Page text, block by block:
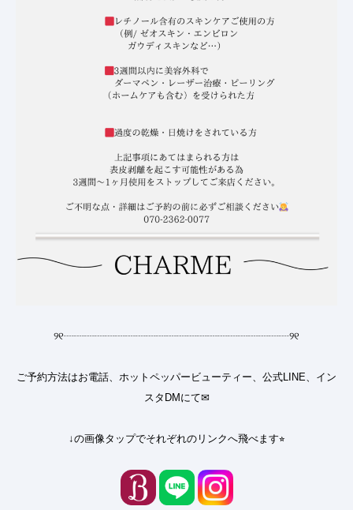
୨୧┈┈┈┈┈┈┈┈┈┈┈┈┈┈┈┈┈┈┈┈┈┈୨୧
ご予約方法はお電話、ホットペッパービューティー、公式LINE、イン
スタDMにて✉︎
↓の画像タップでそれぞれのリンクへ飛べます⭐︎